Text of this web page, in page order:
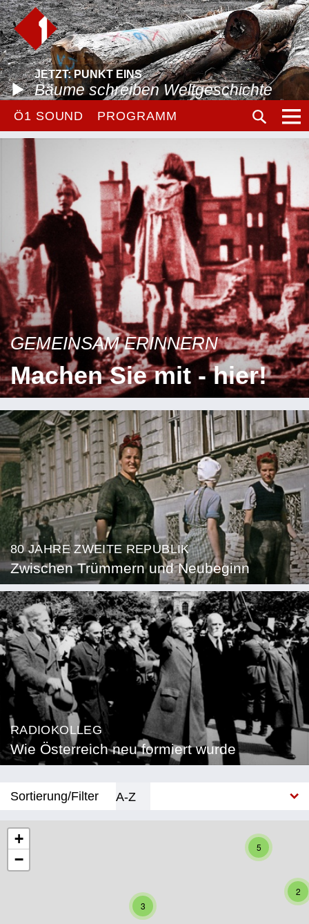
JETZT: PUNKT EINS
Bäume schreiben Weltgeschichte
Ö1 SOUND PROGRAMM
GEMEINSAM ERINNERN
Machen Sie mit - hier!
80 JAHRE ZWEITE REPUBLIK
Zwischen Trümmern und Neubeginn
RADIOKOLLEG
Wie Österreich neu formiert wurde
Sortierung/Filter
A-Z
Kärnten
5
2
3
+
−